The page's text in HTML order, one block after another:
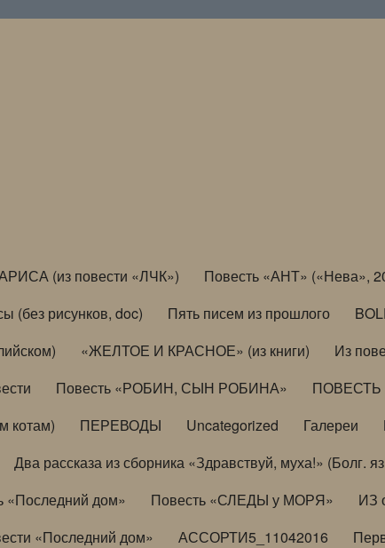
(из повести «ЛЧК») Повесть «АНТ» («Нева»,
(без рисунков, doc) Пять писем из прошлого
«ЖЕЛТОЕ И КРАСНОЕ» (из книги) Из
Повесть «РОБИН, СЫН РОБИНА» ПОВЕСТЬ
котам)
ПЕРЕВОДЫ Uncategorized Галереи
Два рассказа из сборника «Здравствуй, муха!» (Болг.
«Последний дом» Повесть «СЛЕДЫ у МОРЯ» ИЗ
«Последний дом» АССОРТИ5_11042016